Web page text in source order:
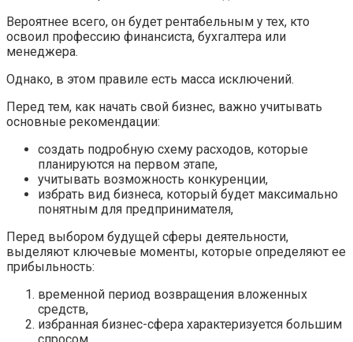
Вероятнее всего, он будет рентабельным у тех, кто
освоил профессию финансиста, бухгалтера или
менеджера.
Однако, в этом правиле есть масса исключений.
Перед тем, как начать свой бизнес, важно учитывать
основные рекомендации:
создать подробную схему расходов, которые
планируются на первом этапе,
учитывать возможность конкуренции,
избрать вид бизнеса, который будет максимально
понятным для предпринимателя,
Перед выбором будущей сферы деятельности,
выделяют ключевые моменты, которые определяют ее
прибыльность:
временной период возвращения вложенных
средств,
избранная бизнес-сфера характеризуется большим